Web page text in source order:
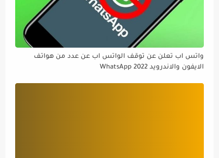
واتس اب تعلن عن توقف الواتس اب عن عدد من هواتف
الايفون والاندرويد WhatsApp 2022